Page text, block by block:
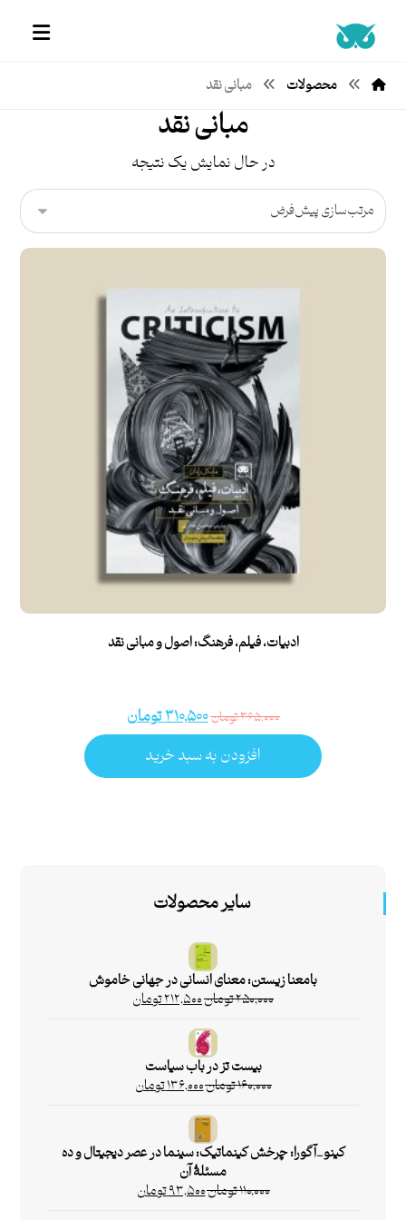
محصولات مبانی نقد
مبانی نقد
در حال نمایش یک نتیجه
ادبیات، فیلم، فرهنگ: اصول و مبانی نقد
۳۶۵,۰۰۰تومان۳۱۰,۵۰۰تومان
افزودن به سبد خرید
سایر محصولات
بامعنا زیستن: معنای انسانی در جهانی خاموش
۲۵۰,۰۰۰تومان۲۱۲,۵۰۰تومان
بیست تز در باب سیاست
۱۶۰,۰۰۰تومان۱۳۶,۰۰۰تومان
کینو_آگورا: چرخش کینماتیک: سینما در عصر دیجیتال و ده
مسئلۀ آن
۱۱۰,۰۰۰تومان۹۳,۵۰۰تومان